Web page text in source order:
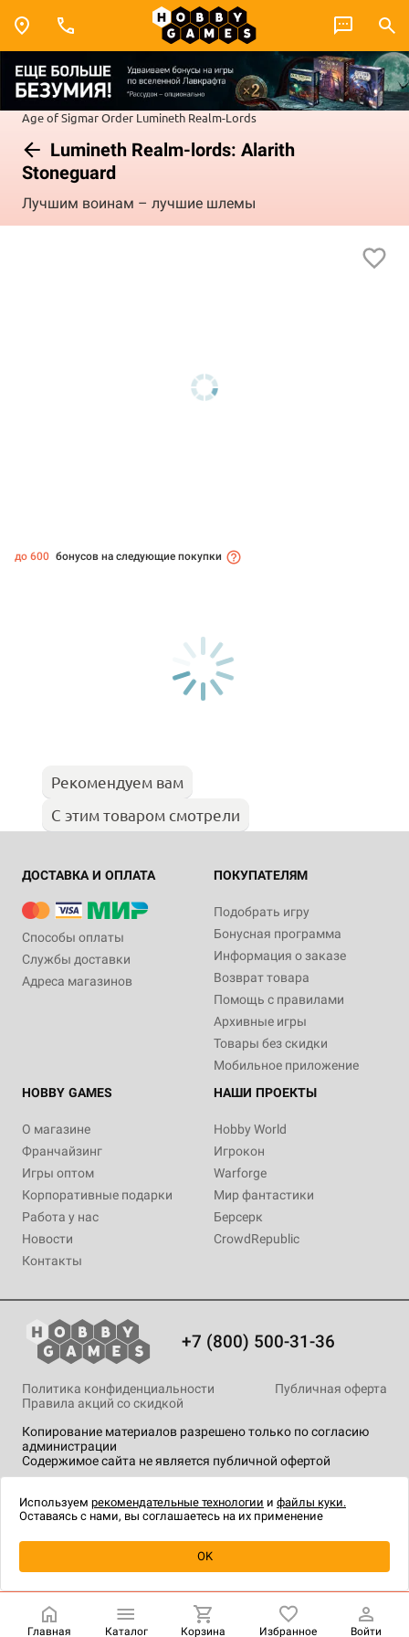
Age of SigmarOrder Lumineth Realm-Lords
Lumineth Realm-lords: Alarith
Stoneguard
Лучшим воинам – лучшие шлемы
Уведомить о наличии
до 600 бонусов на следующие покупки
Рекомендуем вам
С этим товаром смотрели
ДОСТАВКА И ОПЛАТА
Способы оплаты
Службы доставки
Адреса магазинов
ПОКУПАТЕЛЯМ
Подобрать игру
Бонусная программа
Информация о заказе
Возврат товара
Помощь с правилами
Архивные игры
Товары без скидки
Мобильное приложение
HOBBY GAMES
О магазине
Франчайзинг
Игры оптом
Корпоративные подарки
Работа у нас
Новости
Контакты
НАШИ ПРОЕКТЫ
Hobby World
Игрокон
Warforge
Мир фантастики
Берсерк
CrowdRepublic
+7 (800) 500-31-36
Копирование материалов разрешено только по согласию
администрации
Содержимое сайта не является публичной офертой
Политика конфиденциальности
Публичная оферта
Правила акций со скидкой
технологии.
Главная Каталог Корзина Избранное Войти
Используем рекомендательные технологии и файлы куки.
Оставаясь с нами, вы соглашаетесь на их применение
OK